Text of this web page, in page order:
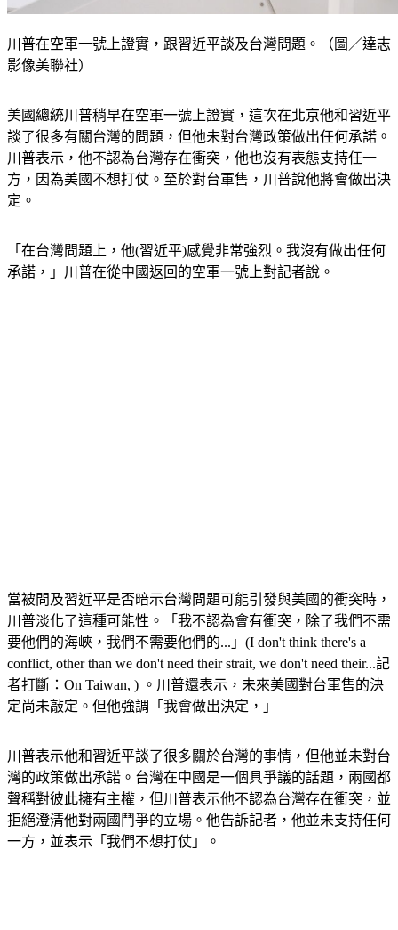
川普在空軍一號上證實，跟習近平談及台灣問題。（圖／達志
影像美聯社）
美國總統川普稍早在空軍一號上證實，這次在北京他和習近平
談了很多有關台灣的問題，但他未對台灣政策做出任何承諾。
川普表示，他不認為台灣存在衝突，他也沒有表態支持任一
方，因為美國不想打仗。至於對台軍售，川普說他將會做出決
定。
「在台灣問題上，他(習近平)感覺非常強烈。我沒有做出任何
承諾，」川普在從中國返回的空軍一號上對記者說。
當被問及習近平是否暗示台灣問題可能引發與美國的衝突時，
川普淡化了這種可能性。「我不認為會有衝突，除了我們不需
要他們的海峽，我們不需要他們的...」(I don't think there's a
conflict, other than we don't need their strait, we don't need their...記
者打斷：On Taiwan, ) 。川普還表示，未來美國對台軍售的決
定尚未敲定。但他強調「我會做出決定，」
川普表示他和習近平談了很多關於台灣的事情，但他並未對台
灣的政策做出承諾。台灣在中國是一個具爭議的話題，兩國都
聲稱對彼此擁有主權，但川普表示他不認為台灣存在衝突，並
拒絕澄清他對兩國鬥爭的立場。他告訴記者，他並未支持任何
一方，並表示「我們不想打仗」。